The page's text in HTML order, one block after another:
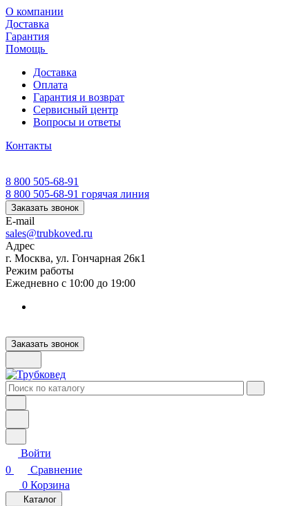
О компании
Доставка
Гарантия
Помощь
Доставка
Оплата
Гарантия и возврат
Сервисный центр
Вопросы и ответы
Контакты
8 800 505-68-91
8 800 505-68-91 горячая линия
Заказать звонок
E-mail
sales@trubkoved.ru
Адрес
г. Москва, ул. Гончарная 26к1
Режим работы
Ежедневно с 10:00 до 19:00
Заказать звонок
Войти
0
Сравнение
0 Корзина
Каталог